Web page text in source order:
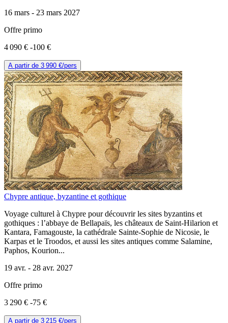
16 mars - 23 mars 2027
Offre primo
4 090 € -100 €
A partir de 3 990 €/pers
Chypre antique, byzantine et gothique
Voyage culturel à Chypre pour découvrir les sites byzantins et
gothiques : l’abbaye de Bellapaïs, les châteaux de Saint-Hilarion et
Kantara, Famagouste, la cathédrale Sainte-Sophie de Nicosie, le
Karpas et le Troodos, et aussi les sites antiques comme Salamine,
Paphos, Kourion...
19 avr. - 28 avr. 2027
Offre primo
3 290 € -75 €
A partir de 3 215 €/pers